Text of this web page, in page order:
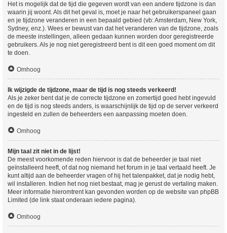
Het is mogelijk dat de tijd die gegeven wordt van een andere tijdzone is dan
waarin jij woont. Als dit het geval is, moet je naar het gebruikerspaneel gaan
en je tijdzone veranderen in een bepaald gebied (vb: Amsterdam, New York,
Sydney, enz.). Wees er bewust van dat het veranderen van de tijdzone, zoals
de meeste instellingen, alleen gedaan kunnen worden door geregistreerde
gebruikers. Als je nog niet geregistreerd bent is dit een goed moment om dit
te doen.
Omhoog
Ik wijzigde de tijdzone, maar de tijd is nog steeds verkeerd!
Als je zeker bent dat je de correcte tijdzone en zomertijd goed hebt ingevuld
en de tijd is nog steeds anders, is waarschijnlijk de tijd op de server verkeerd
ingesteld en zullen de beheerders een aanpassing moeten doen.
Omhoog
Mijn taal zit niet in de lijst!
De meest voorkomende reden hiervoor is dat de beheerder je taal niet
geïnstalleerd heeft, of dat nog niemand het forum in je taal vertaald heeft. Je
kunt altijd aan de beheerder vragen of hij het talenpakket, dat je nodig hebt,
wil installeren. Indien het nog niet bestaat, mag je gerust de vertaling maken.
Meer informatie hieromtrent kan gevonden worden op de website van phpBB
Limited (de link staat onderaan iedere pagina).
Omhoog